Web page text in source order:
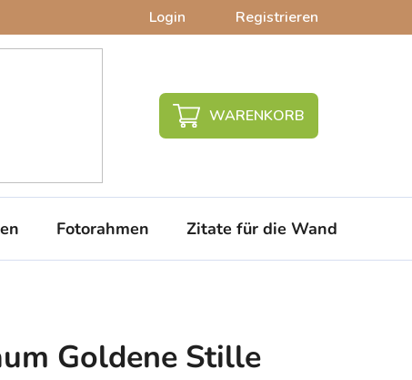
Login Registrieren
WARENKORB
Fotorahmen Zitate für die Wand
Goldene Stille